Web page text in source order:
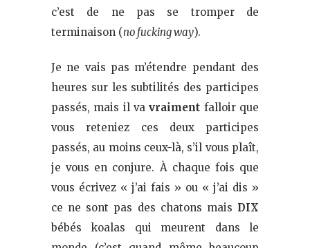
c’est de ne pas se tromper de
terminaison (no fucking way).
Je ne vais pas m’étendre pendant des
heures sur les subtilités des participes
passés, mais il vavraiment falloir que
vous reteniez ces deux participes
passés, au moins ceux-là, s’il vous plaît,
je vous en conjure. À chaque fois que
vous écrivez « j’ai fais » ou « j’ai dis »
ce ne sont pas des chatons mais DIX
bébés koalas qui meurent dans le